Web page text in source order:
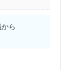
ら